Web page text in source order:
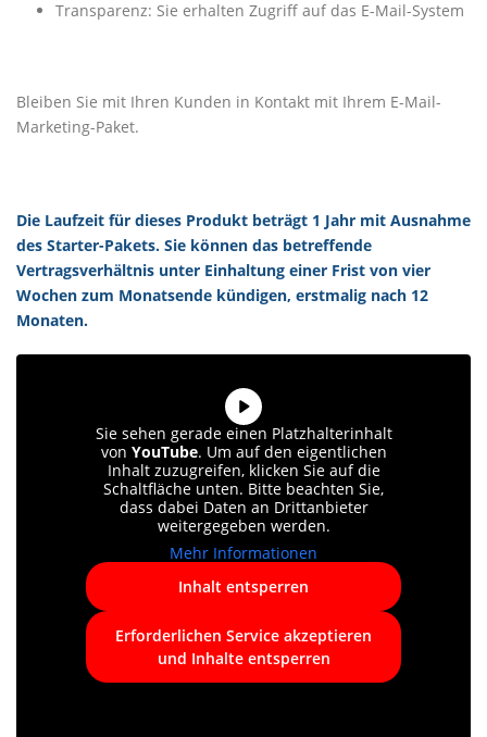
Transparenz: Sie erhalten Zugriff auf das E-Mail-System
Bleiben Sie mit Ihren Kunden in Kontakt mit Ihrem E-Mail-
Marketing-Paket.
Die Laufzeit für dieses Produkt beträgt 1 Jahr mit Ausnahme
des Starter-Pakets. Sie können das betreffende
Vertragsverhältnis unter Einhaltung einer Frist von vier
Wochen zum Monatsende kündigen, erstmalig nach 12
Monaten.
Sie sehen gerade einen Platzhalterinhalt
von YouTube. Um auf den eigentlichen
Inhalt zuzugreifen, klicken Sie auf die
Schaltfläche unten. Bitte beachten Sie,
dass dabei Daten an Drittanbieter
weitergegeben werden.
Mehr Informationen
Inhalt entsperren
Erforderlichen Service akzeptieren
und Inhalte entsperren